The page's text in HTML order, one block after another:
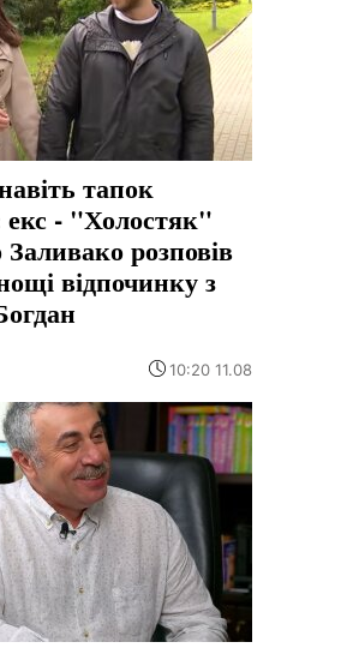
тапок
- "Холостяк"
розповів
відпочинку з
10:20 11.08